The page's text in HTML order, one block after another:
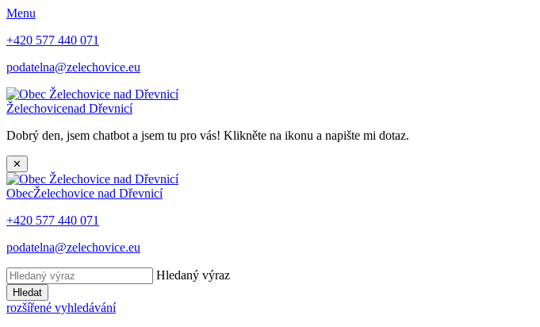
Menu
+420 577 440 071
podatelna@zelechovice.eu
Želechovicenad Dřevnicí
Dobrý den, jsem chatbot a jsem tu pro vás! Klikněte na ikonu a napište mi dotaz.
✕
ObecŽelechovice nad Dřevnicí
+420 577 440 071
podatelna@zelechovice.eu
Hledaný výraz
Hledat
rozšířené vyhledávání